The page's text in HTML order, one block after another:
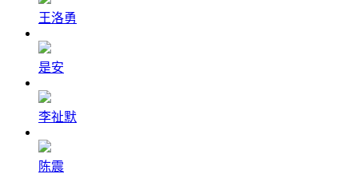
王洛勇
是安
李祉默
陈震